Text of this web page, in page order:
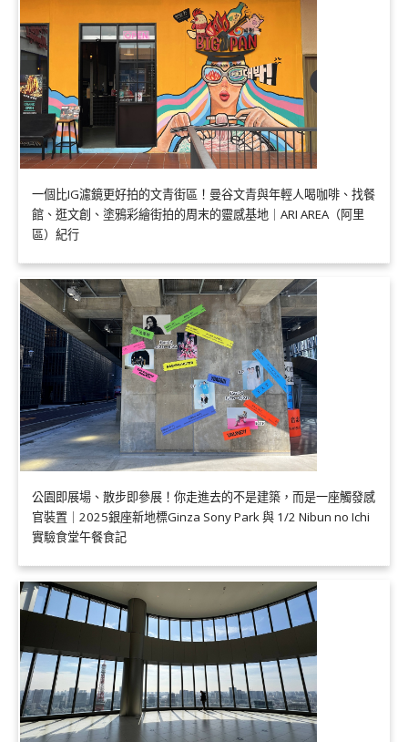
一個比IG濾鏡更好拍的文青街區！曼谷文青與年輕人喝咖啡、找餐
館、逛文創、塗鴉彩繪街拍的周末的靈感基地｜ARI AREA（阿里
區）紀行
公園即展場、散步即參展！你走進去的不是建築，而是一座觸發感
官裝置｜2025銀座新地標Ginza Sony Park 與 1/2 Nibun no Ichi
實驗食堂午餐食記